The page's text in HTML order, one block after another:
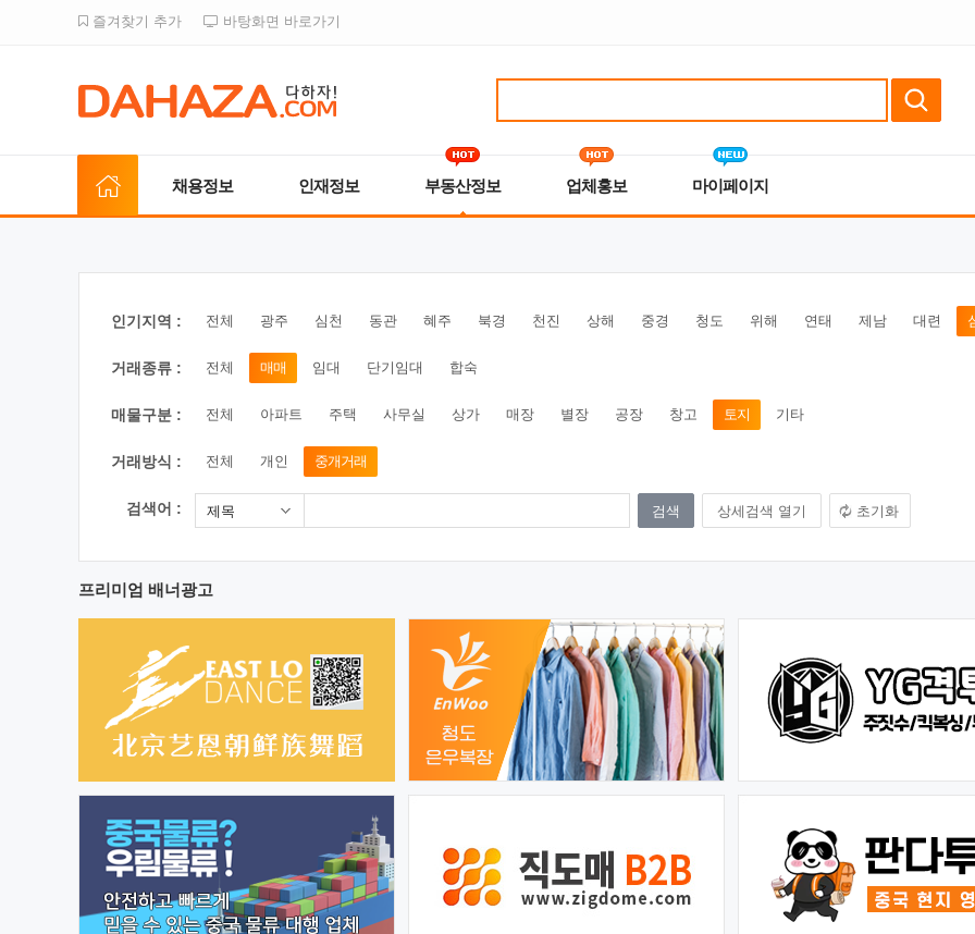
즐겨찾기 추가 바탕화면 바로가기
채용정보 인재정보 부동산정보 업체홍보 마이페이지
인기지역 : 전체 광주 심천 동관 혜주 북경 천진 상해 중경 청도 위해 연태 제남 대련
거래종류 : 전체 매매 임대 단기임대 합숙
매물구분 : 전체 아파트 주택 사무실 상가 매장 별장 공장 창고 토지 기타
거래방식 : 전체 개인 중개거래
검색어 : 제목 상세검색 열기 초기화
프리미엄 배너광고